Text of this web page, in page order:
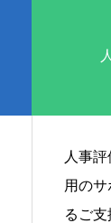
人事
用の
るご支